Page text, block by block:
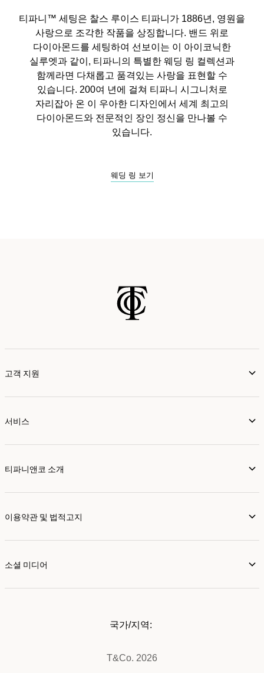
티파니™ 세팅은 찰스 루이스 티파니가 1886년, 영원을
사랑으로 조각한 작품을 상징합니다. 밴드 위로
다이아몬드를 세팅하여 선보이는 이 아이코닉한
실루엣과 같이, 티파니의 특별한 웨딩 링 컬렉션과
함께라면 다채롭고 품격있는 사랑을 표현할 수
있습니다. 200여 년에 걸쳐 티파니 시그니처로
자리잡아 온 이 우아한 디자인에서 세계 최고의
다이아몬드와 전문적인 장인 정신을 만나볼 수
있습니다.
웨딩 링 보기
고객 지원
서비스
티파니앤코 소개
이용약관 및 법적고지
소셜 미디어
T&Co. 2026
국가/지역: